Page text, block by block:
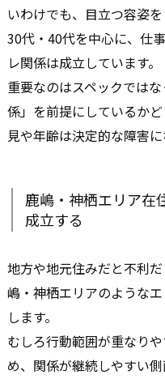
いわけでも、目立つ容姿
30代・40代を中心に、仕
レ関係は成立しています。
重要なのはスペックでは
係」を前提にしているか
見や年齢は決定的な障害に
鹿嶋・神栖エリア在
成立する
地方や地元住みだと不利
嶋・神栖エリアのような
します。
むしろ行動範囲が重なり
め、関係が継続しやすい側